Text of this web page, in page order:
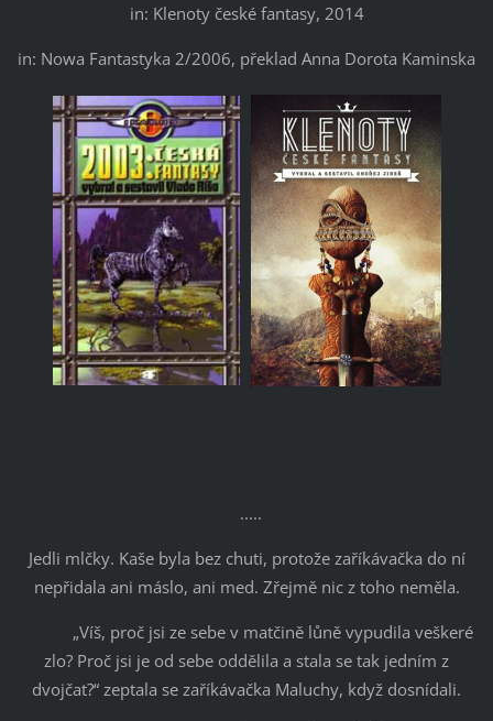
in: Klenoty české fantasy, 2014
in: Nowa Fantastyka 2/2006, překlad Anna Dorota Kaminska
.....
Jedli mlčky. Kaše byla bez chuti, protože zaříkávačka do ní
nepřidala ani máslo, ani med. Zřejmě nic z toho neměla.
„Víš, proč jsi ze sebe v matčině lůně vypudila veškeré
zlo? Proč jsi je od sebe oddělila a stala se tak jedním z
dvojčat?“ zeptala se zaříkávačka Maluchy, když dosnídali.